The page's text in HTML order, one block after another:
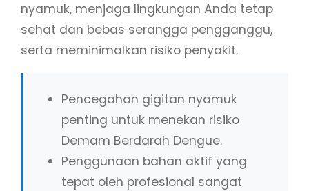
nyamuk, menjaga lingkungan Anda tetap
sehat dan bebas serangga pengganggu,
serta meminimalkan risiko penyakit.
Pencegahan gigitan nyamuk
penting untuk menekan risiko
Demam Berdarah Dengue.
Penggunaan bahan aktif yang
tepat oleh profesional sangat